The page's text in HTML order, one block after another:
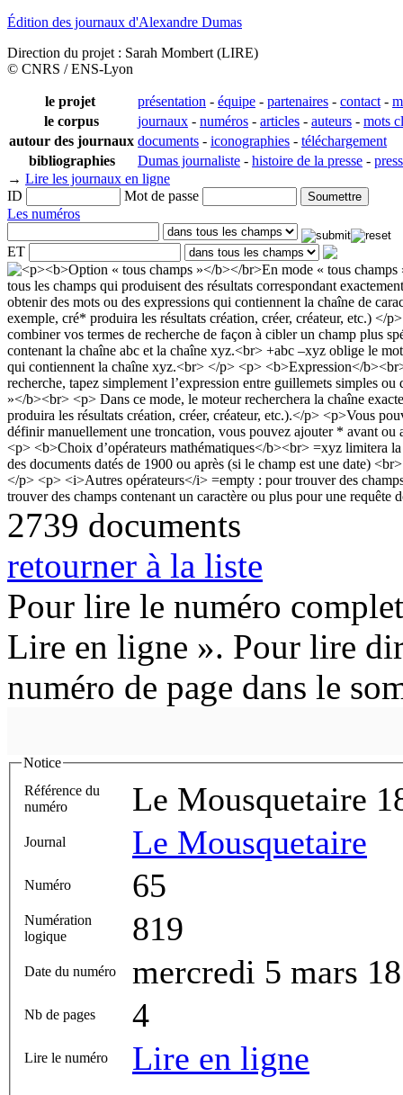
Édition des journaux d'Alexandre Dumas
Direction du projet : Sarah Mombert (LIRE)
© CNRS / ENS-Lyon
le projet présentation - équipe - partenaires - contact -
le corpus
journaux - numéros - articles - auteurs - mots
autour des journaux documents - iconographies - téléchargement
bibliographies
Dumas journaliste - histoire de la presse -
→ Lire les journaux en ligne
ID
Mot de passe
Les numéros
ET
2739 documents
retourner à la liste
Pour lire le numéro
Lire en ligne ». Pour lire
numéro de page dans le
Notice
Référence du
numéro
Le Mousquetaire
Journal Le Mousquetaire
Numéro 65
Numération
logique
819
Date du numéro mercredi 5 mars
Nb de pages 4
Lire le numéro Lire en ligne